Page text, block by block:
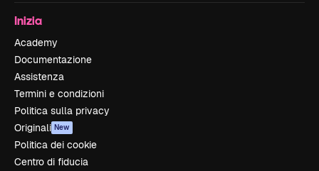
Inizia
Academy
Documentazione
Assistenza
Termini e condizioni
Politica sulla privacy
Originali New
Politica dei cookie
Centro di fiducia